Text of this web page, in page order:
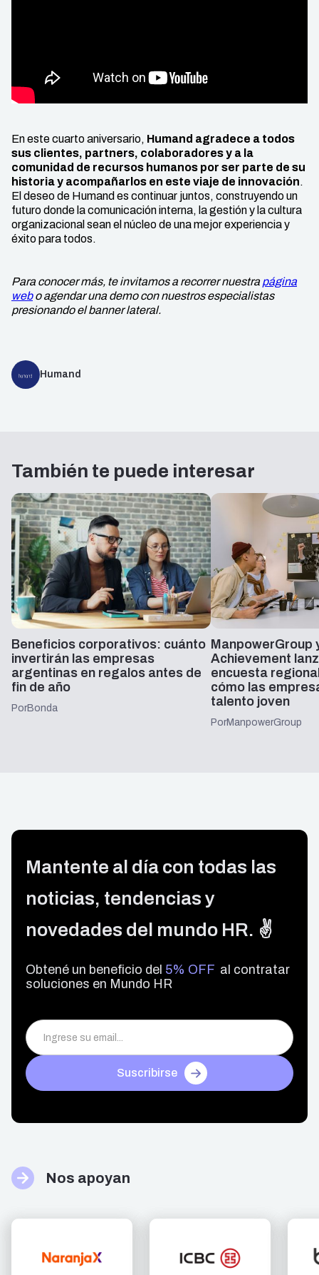
En este cuarto aniversario, Humand agradece a todos
sus clientes, partners, colaboradores y a la
comunidad de recursos humanos por ser parte de su
historia y acompañarlos en este viaje de innovación.
El deseo de Humand es continuar juntos, construyendo un
futuro donde la comunicación interna, la gestión y la cultura
organizacional sean el núcleo de una mejor experiencia y
éxito para todos.
Para conocer más, te invitamos a recorrer nuestrapágina
webo agendar una demo con nuestros especialistas
presionando el banner lateral.
Humand
También te puede interesar
Beneficios corporativos: cuánto
invertirán las empresas
argentinas en regalos antes de
fin de año
PorBonda
ManpowerGroup
Achievement
encuesta
cómo las
talento joven
PorManpowerGroup
Mantente al día con todas las
noticias, tendencias y
novedades del mundo HR. ✌️
Obtené un beneficio del 5% OFF al contratar
soluciones en Mundo HR
Suscribirse
Nos apoyan